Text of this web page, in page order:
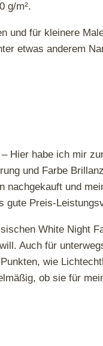
g/m².
und für kleinere
etwas anderem
Hier habe ich mir
und Farbe
nachgekauft und
gute Preis-
White Night
Auch für
wie
ob sie für